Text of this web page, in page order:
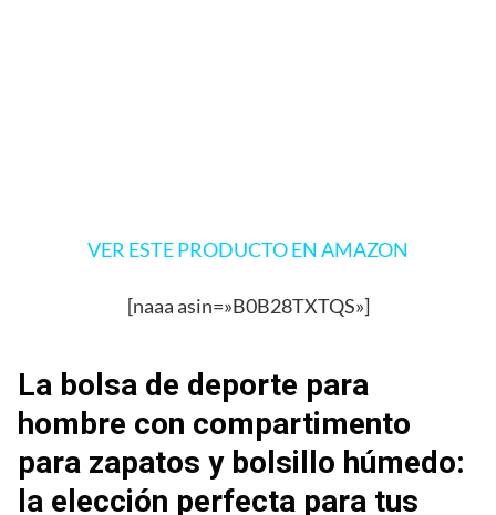
VER ESTE PRODUCTO EN AMAZON
[naaa asin=»B0B28TXTQS»]
La bolsa de deporte para
hombre con compartimento
para zapatos y bolsillo húmedo:
la elección perfecta para tus